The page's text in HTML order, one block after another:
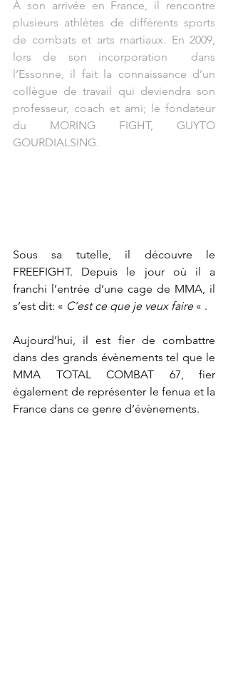
À son arrivée en France, il rencontre
plusieurs athlètes de différents sports
de combats et arts martiaux. En 2009,
lors de son incorporation  dans
l’Essonne, il fait la connaissance d’un
collègue de travail qui deviendra son
professeur, coach et ami; le fondateur
du MORING FIGHT, GUYTO
GOURDIALSING.
Sous sa tutelle, il découvre le
FREEFIGHT. Depuis le jour où il a
franchi l’entrée d’une cage de MMA, il
s’est dit: « C’est ce que je veux faire « .
Aujourd’hui, il est fier de combattre
dans des grands évènements tel que le
MMA TOTAL COMBAT 67, fier
également de représenter le fenua et la
France dans ce genre d’évènements.